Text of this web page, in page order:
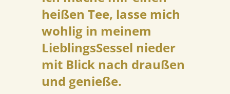
heißen Tee, lasse mich
wohlig in meinem
LieblingsSessel nieder
mit Blick nach draußen
und genieße.